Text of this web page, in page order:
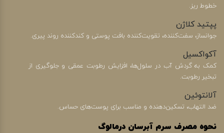
خطوط ریز.
پپتید کلاژن
جوانساز، سفت‌کننده، تقویت‌کننده بافت پوستی و کندکننده روند پیری.
آکواکسیل
کمک به گردش آب در سلول‌ها، افزایش رطوبت عمقی و جلوگیری از
تبخیر رطوبت.
آلانتوئین
ضد التهاب، تسکین‌دهنده و مناسب برای پوست‌های حساس.
نحوه مصرف سرم آبرسان درمالوگ